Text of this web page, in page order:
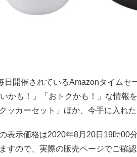
開催されているAmazonタイムセ
かも！」「おトクかも！」な情報
ッカーセット」ほか、今手に入れ
表示価格は2020年8月20日19時00
すので、実際の販売ページでご確